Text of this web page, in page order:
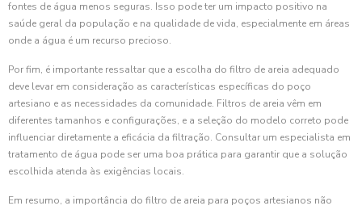
fontes de água menos seguras. Isso pode ter um impacto positivo na
saúde geral da população e na qualidade de vida, especialmente em áreas
onde a água é um recurso precioso.
Por fim, é importante ressaltar que a escolha do filtro de areia adequado
deve levar em consideração as características específicas do poço
artesiano e as necessidades da comunidade. Filtros de areia vêm em
diferentes tamanhos e configurações, e a seleção do modelo correto pode
influenciar diretamente a eficácia da filtração. Consultar um especialista em
tratamento de água pode ser uma boa prática para garantir que a solução
escolhida atenda às exigências locais.
Em resumo, a importância do filtro de areia para poços artesianos não